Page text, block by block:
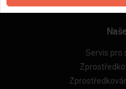
Servis pro